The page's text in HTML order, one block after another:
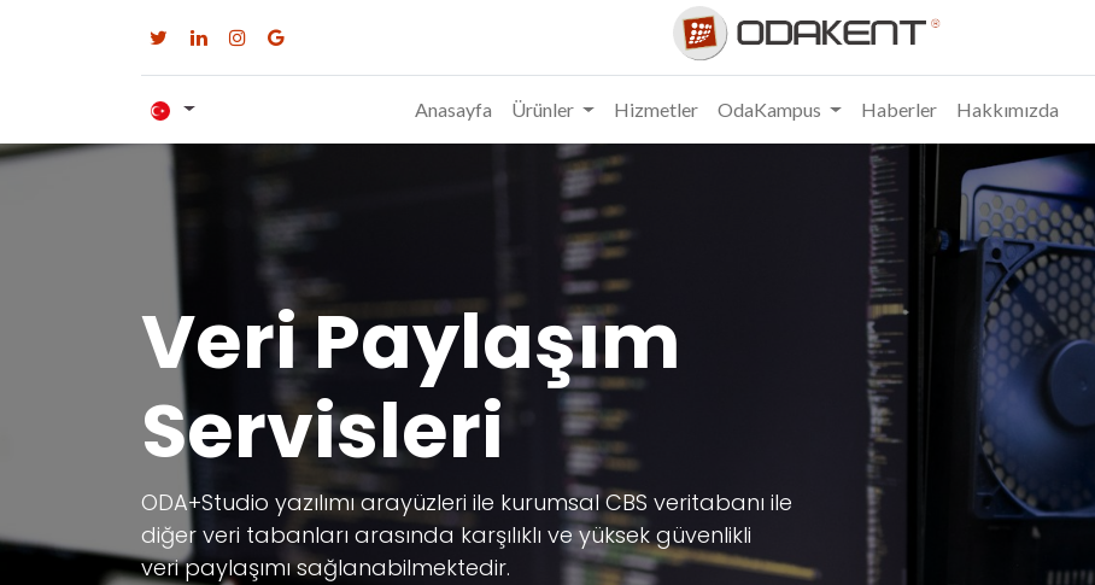
Anasayfa Ürünler Hizmetler OdaKampus Haberler Hakkımızda
Veri Paylaşım
Servisleri
ODA+Studio yazılımı arayüzleri ile kurumsal CBS veritabanı ile
diğer veri tabanları arasında karşılıklı ve yüksek güvenlikli
veri paylaşımı sağlanabilmektedir.